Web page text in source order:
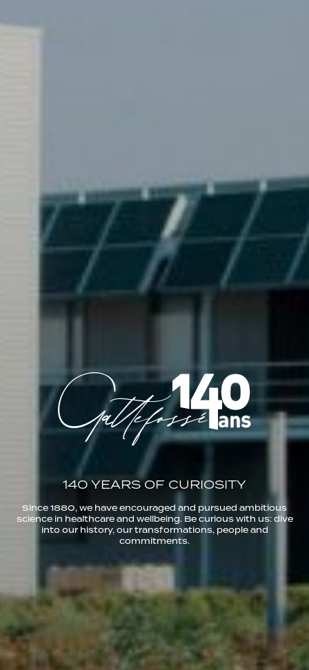
140 YEARS OF CURIOSITY
Since 1880, we have encouraged and pursued ambitious
science in healthcare and wellbeing. Be curious with us: dive
into our history, our transformations, people and
commitments.